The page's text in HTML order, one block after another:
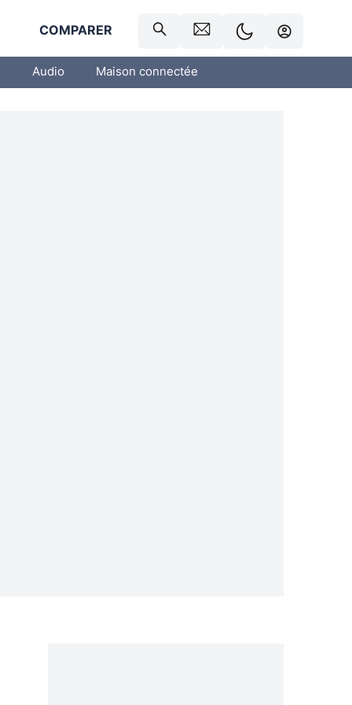
COMPARER
Audio Maison connectée